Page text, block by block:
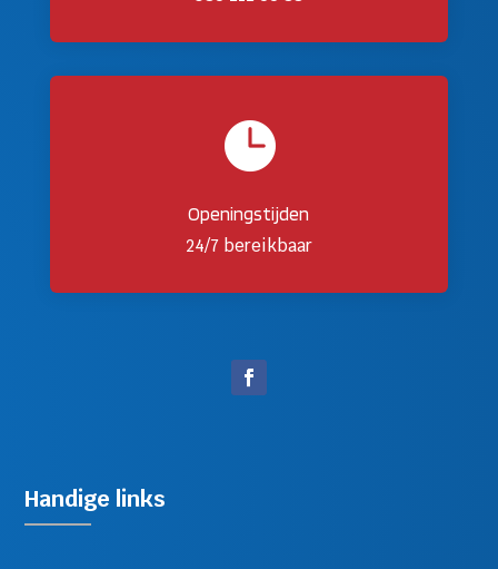

Openingstijden
24/7 bereikbaar
Handige links